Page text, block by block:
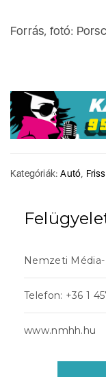
Forrás, fotó:
Kategóriák:Autó Friss
Nemzeti
Telefon: +36 1
www.nmhh.hu